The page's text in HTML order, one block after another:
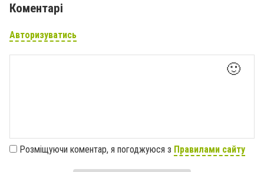
Коментарі
Авторизуватись
🙂
Розміщуючи коментар, я погоджуюся з Правилами сайту